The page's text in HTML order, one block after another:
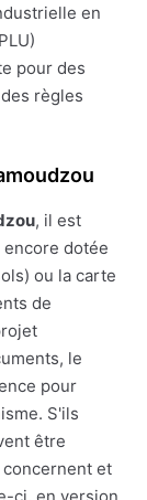
en
pour des
règles
, il est
dotée
ou la carte
de
le
pour
S'ils
être
et
ci, en version